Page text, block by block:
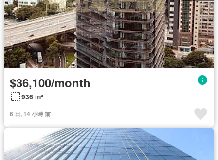
$36,100/month
936 m²
6 日, 14 小時 前